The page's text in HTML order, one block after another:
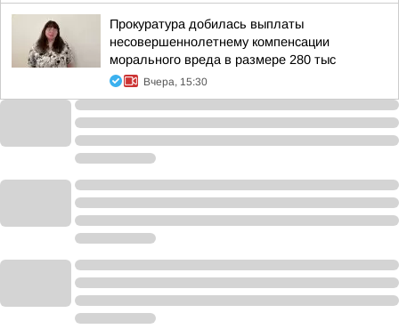
Прокуратура добилась выплаты
несовершеннолетнему компенсации
морального вреда в размере 280 тыс
Вчера, 15:30